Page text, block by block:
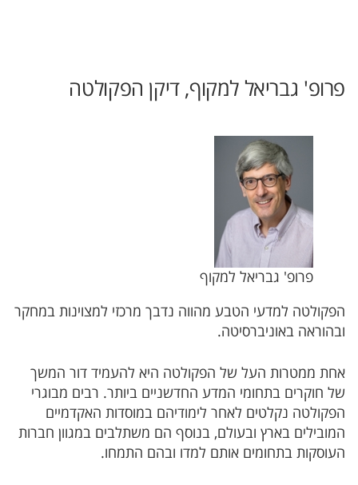
פרופ' גבריאל למקוף, דיקן הפקולטה
פרופ' גבריאל למקוף
הפקולטה למדעי הטבע מהווה נדבך מרכזי למצוינות במחקר
ובהוראה באוניברסיטה.
אחת ממטרות העל של הפקולטה היא להעמיד דור המשך
של חוקרים בתחומי המדע החדשניים ביותר. רבים מבוגרי
הפקולטה נקלטים לאחר לימודיהם במוסדות האקדמיים
המובילים בארץ ובעולם, בנוסף הם משתלבים במגוון חברות
העוסקות בתחומים אותם למדו ובהם התמחו.